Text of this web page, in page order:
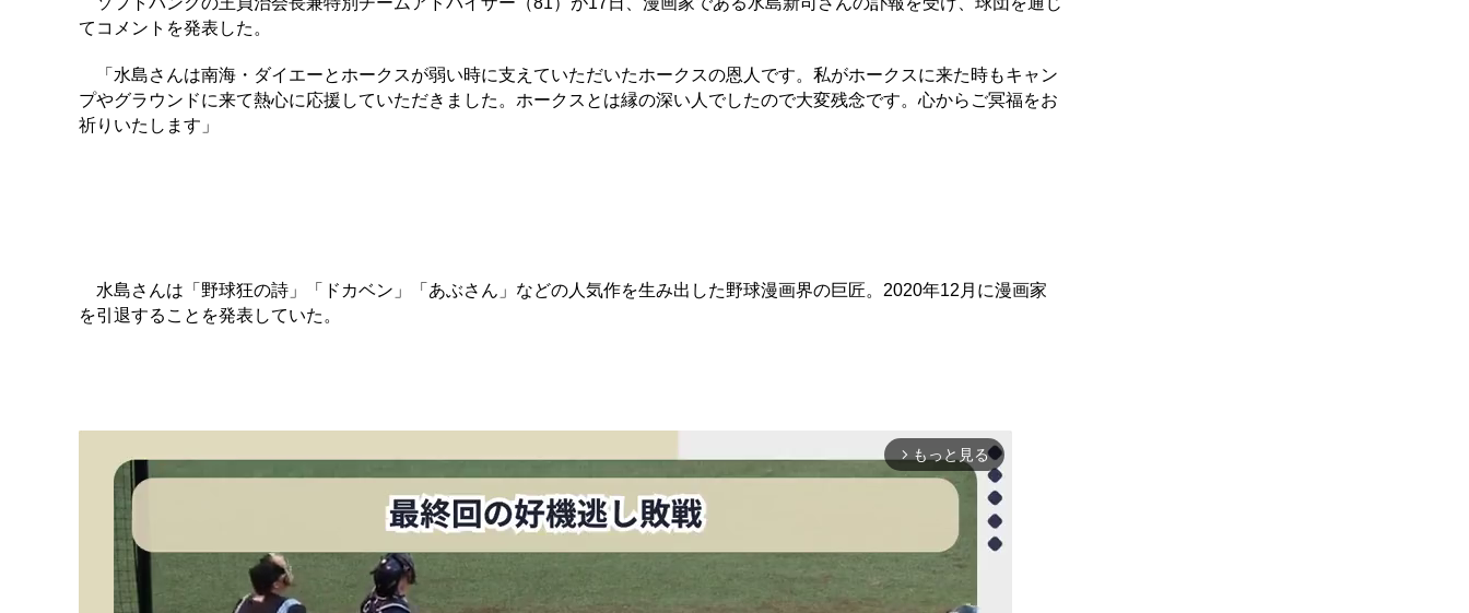
てコメントを発表した。
「水島さんは南海・ダイエーとホークスが弱い時に支えていただいたホークスの恩人です。私がホークスに来た時もキャン
プやグラウンドに来て熱心に応援していただきました。ホークスとは縁の深い人でしたので大変残念です。心からご冥福をお
祈りいたします」
水島さんは「野球狂の詩」「ドカベン」「あぶさん」などの人気作を生み出した野球漫画界の巨匠。2020年12月に漫画家
を引退することを発表していた。
arrow_forward_ios もっと見る